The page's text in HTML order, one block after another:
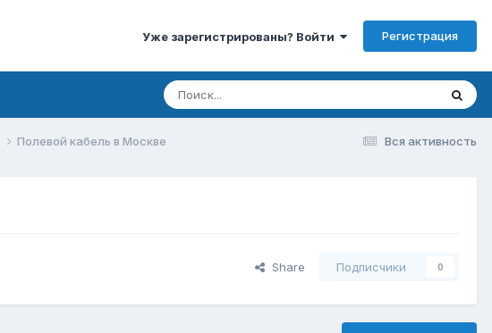
Уже зарегистрированы? Войти Регистрация
Вся активность
Полевой кабель в Москве
Share Подписчики 0